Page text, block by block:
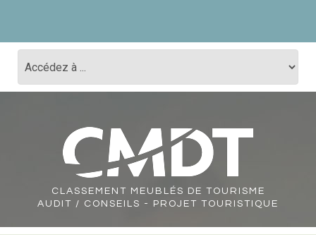
CLASSEMENT
MEUBLÉS DE TOURISME
AUDIT / CONSEILS - PROJET TOURISTIQUE